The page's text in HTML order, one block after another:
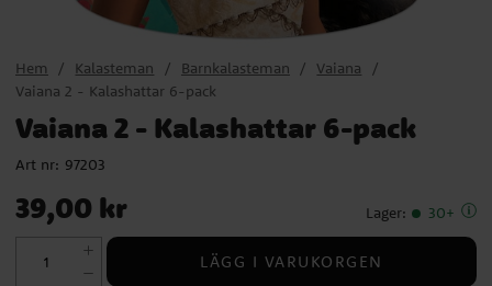
Hem Kalasteman Barnkalasteman
Vaiana
Vaiana 2 - Kalashattar 6-pack
Vaiana 2 - Kalashattar 6-pack
Art nr: 97203
Pris: 39,00 kr
39,00 kr Lager: 30+
LÄGG I VARUKORGEN